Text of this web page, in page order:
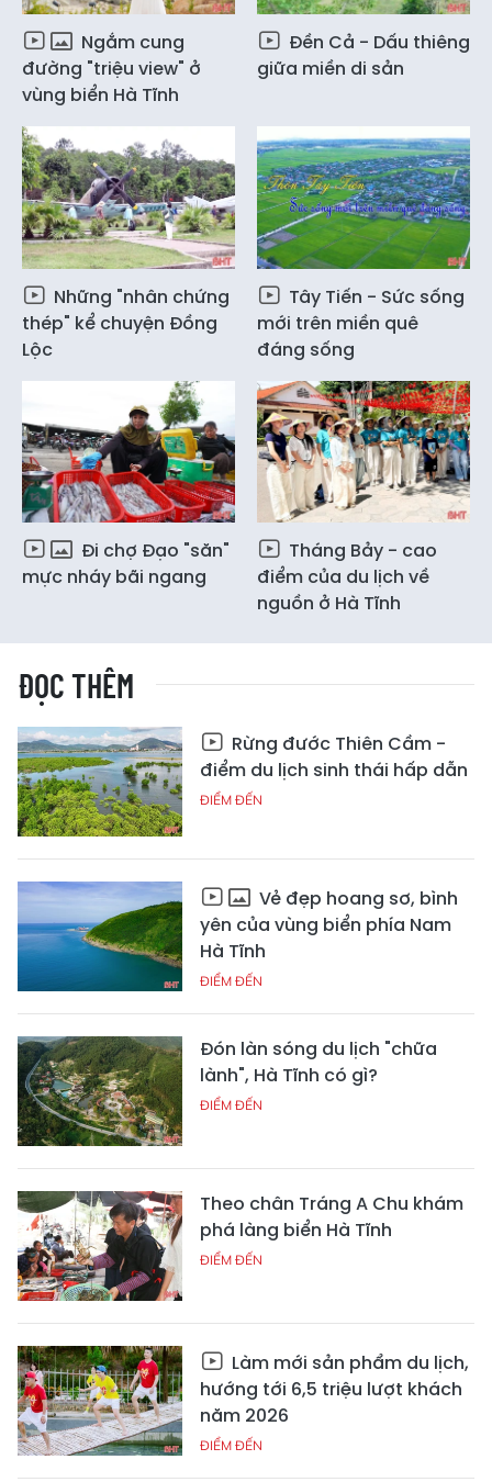
Ngắm cung
đường "triệu view" ở
vùng biển Hà Tĩnh
Đền Cả - Dấu thiêng
giữa miền di sản
Những "nhân chứng
thép" kể chuyện Đồng
Lộc
Tây Tiến - Sức sống
mới trên miền quê
đáng sống
Đi chợ Đạo "săn"
mực nháy bãi ngang
Tháng Bảy - cao
điểm của du lịch về
nguồn ở Hà Tĩnh
ĐỌC THÊM
Rừng đước Thiên Cầm -
điểm du lịch sinh thái hấp dẫn
ĐIỂM ĐẾN
Vẻ đẹp hoang sơ, bình
yên của vùng biển phía Nam
Hà Tĩnh
ĐIỂM ĐẾN
Đón làn sóng du lịch "chữa
lành", Hà Tĩnh có gì?
ĐIỂM ĐẾN
Theo chân Tráng A Chu khám
phá làng biển Hà Tĩnh
ĐIỂM ĐẾN
Làm mới sản phẩm du lịch,
hướng tới 6,5 triệu lượt khách
năm 2026
ĐIỂM ĐẾN